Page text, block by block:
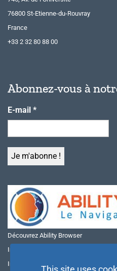
76800 St-Etienne-du-Rouvray
France
+33 2 32 80 88 00
Abonnez-vous à
E-mail *
Découvrez Ability Browser
Installer Ability Browser sur Windows
Installer Ability Browser sur Mac